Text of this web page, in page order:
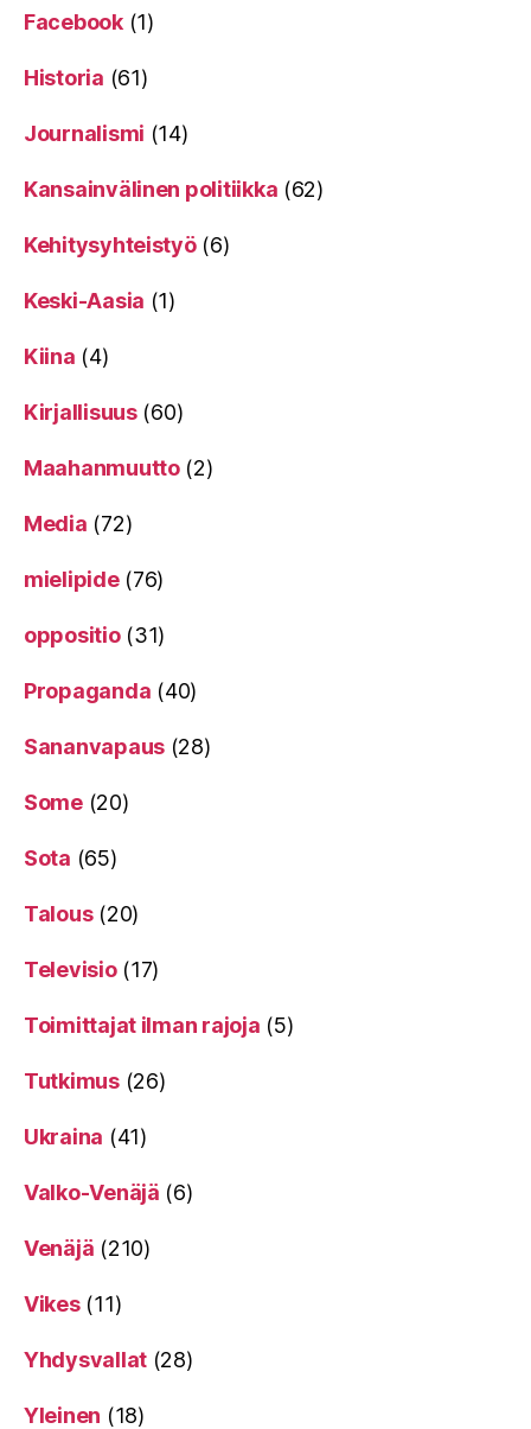
Facebook(1)
Historia (61)
Journalismi (14)
Kansainvälinen politiikka (62)
Kehitysyhteistyö(6)
Keski-Aasia (1)
Kiina (4)
Kirjallisuus(60)
Maahanmuutto(2)
Media (72)
mielipide(76)
oppositio(31)
Propaganda (40)
Sananvapaus (28)
Some(20)
Sota (65)
Talous(20)
Televisio(17)
Toimittajat ilman rajoja (5)
Tutkimus(26)
Ukraina (41)
Valko-Venäjä (6)
Venäjä (210)
Vikes(11)
Yhdysvallat (28)
Yleinen (18)